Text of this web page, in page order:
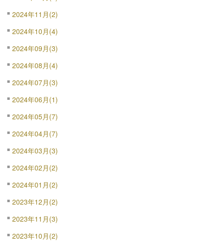
2024年11月(2)
2024年10月(4)
2024年09月(3)
2024年08月(4)
2024年07月(3)
2024年06月(1)
2024年05月(7)
2024年04月(7)
2024年03月(3)
2024年02月(2)
2024年01月(2)
2023年12月(2)
2023年11月(3)
2023年10月(2)